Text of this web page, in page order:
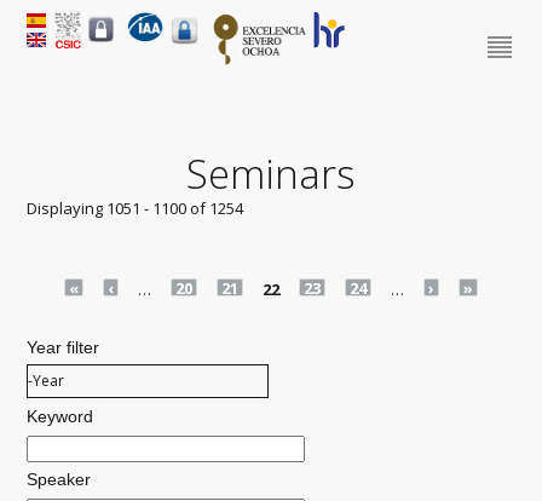
Seminars
Displaying 1051 - 1100 of 1254
Pages
« ‹ … 20 21 22 23 24 … › »
Year filter
Year filter
Year
Keyword
Speaker